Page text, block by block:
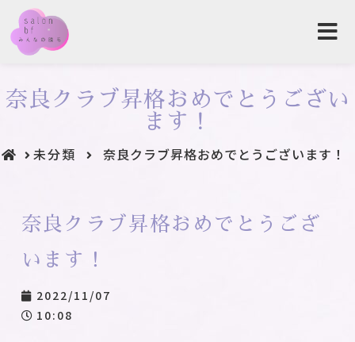
奈良クラブ昇格おめでとうござい
ます！
未分類 奈良クラブ昇格おめでとうございます！
奈良クラブ昇格おめでとうござ
います！
2022/11/07
10:08